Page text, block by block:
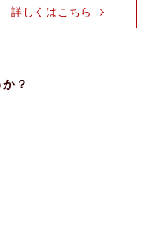
詳しくはこちら
？